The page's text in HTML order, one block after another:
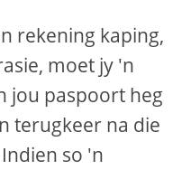
rekening kaping,
moet jy 'n
jou paspoort heg
terugkeer na die
so 'n